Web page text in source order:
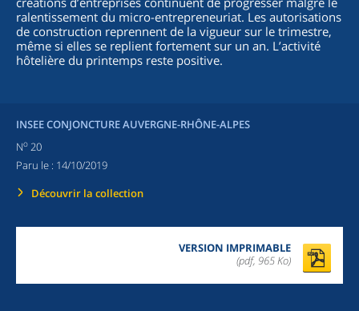
ralentissement du micro-entrepreneuriat. Les autorisations
de construction reprennent de la vigueur sur le trimestre,
même si elles se replient fortement sur un an. L’activité
hôtelière du printemps reste positive.
INSEE CONJONCTURE AUVERGNE-RHÔNE-ALPES
No 20
Paru le : 14/10/2019
Découvrir la collection
VERSION IMPRIMABLE
(pdf, 965 Ko)